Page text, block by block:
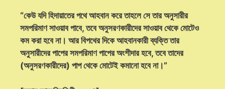
“কেউ যদি হিদায়াতের পথে আহবান করে তাহলে সে তার অনুসারীর
সমপরিমাণ সাওয়াব পাবে, তবে অনুসরণকারীদের সাওয়াব থেকে মোটেও
কম করা হবে না। আর বিপথের দিকে আহবানকারী ব্যক্তি তার
অনুসারীদের পাপের সমপরিমাণ পাপের অংশীদার হবে, তবে তাদের
(অনুসরণকারীদের) পাপ থেকে মোটেই কমানো হবে না।”